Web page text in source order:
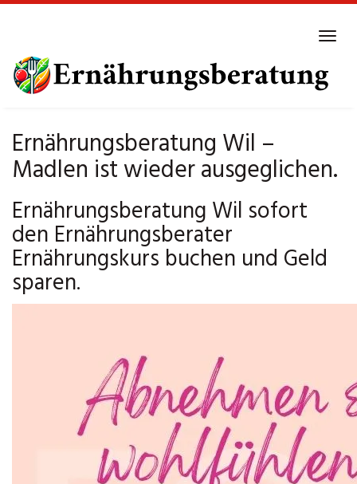
main
content
Ernährungsberatung Wil –
Madlen ist wieder ausgeglichen.
Ernährungsberatung Wil sofort
den Ernährungsberater
Ernährungskurs buchen und Geld
sparen.